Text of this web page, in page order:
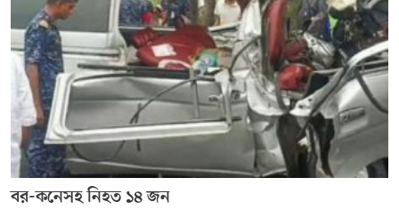
বর-কনেসহ নিহত ১৪ জন